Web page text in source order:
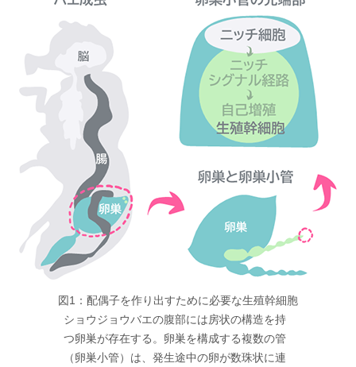
図1：配偶子を作り出すために必要な生殖幹細胞
ショウジョウバエの腹部には房状の構造を持
つ卵巣が存在する。卵巣を構成する複数の管
（卵巣小管）は、発生途中の卵が数珠状に連